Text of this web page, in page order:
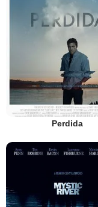
Perdida